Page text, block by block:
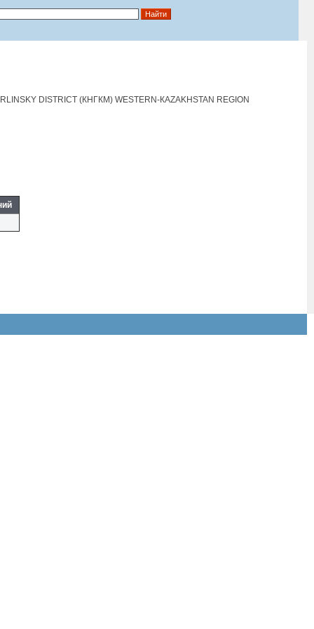
DISTRICT (КНГКМ) WESTERN-КAZAKHSTAN REGION